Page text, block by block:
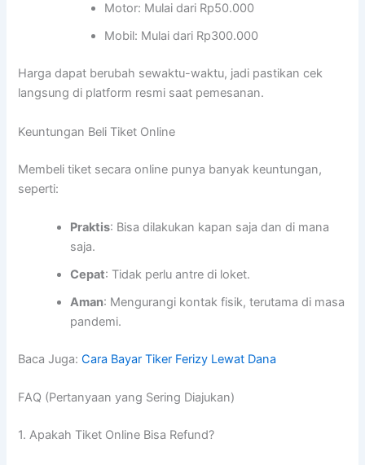
Motor: Mulai dari Rp50.000
Mobil: Mulai dari Rp300.000
Harga dapat berubah sewaktu-waktu, jadi pastikan cek
langsung di platform resmi saat pemesanan.
Keuntungan Beli Tiket Online
Membeli tiket secara online punya banyak keuntungan,
seperti:
Praktis: Bisa dilakukan kapan saja dan di mana
saja.
Cepat: Tidak perlu antre di loket.
Aman: Mengurangi kontak fisik, terutama di masa
pandemi.
Baca Juga:Cara Bayar Tiker Ferizy Lewat Dana
FAQ (Pertanyaan yang Sering Diajukan)
1. Apakah Tiket Online Bisa Refund?